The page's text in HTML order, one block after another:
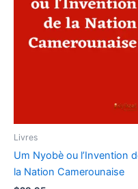
Livres
Um Nyobè ou l’Invention
la Nation Camerounaise